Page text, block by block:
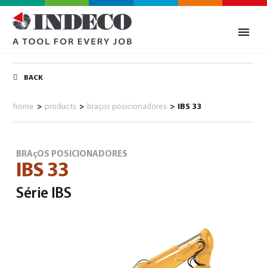
BACK
home > products > braços posicionadores > IBS 33
BRAçOS POSICIONADORES
IBS 33
Série IBS